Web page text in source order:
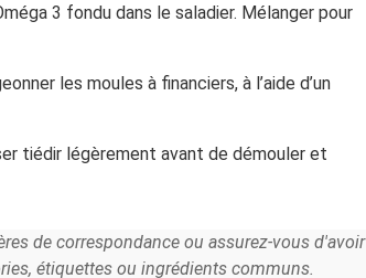
3 fondu dans le saladier. Mélanger pour
les moules à financiers, à l’aide d’un
tiédir légèrement avant de démouler et
de correspondance ou assurez-vous d'avoir
étiquettes ou ingrédients communs.